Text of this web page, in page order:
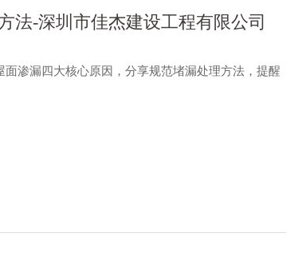
法-深圳市佳杰建设工程有限公司
渗漏四大核心原因，分享规范堵漏处理方法，提醒